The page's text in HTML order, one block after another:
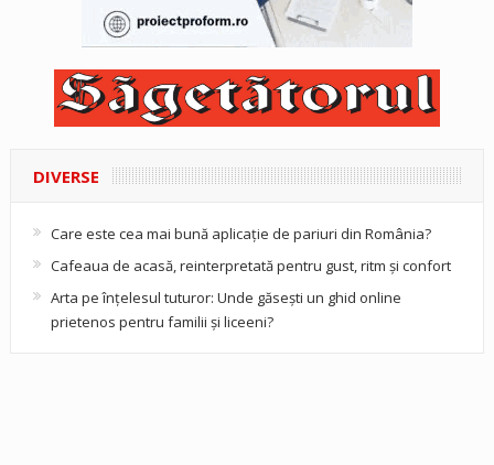
DIVERSE
Care este cea mai bună aplicație de pariuri din România?
Cafeaua de acasă, reinterpretată pentru gust, ritm și confort
Arta pe înțelesul tuturor: Unde găsești un ghid online
prietenos pentru familii și liceeni?